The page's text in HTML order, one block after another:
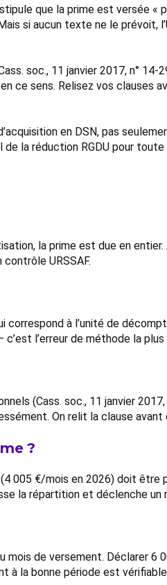
que la prime est versée «
si aucun texte ne le prévoit,
soc., 11 janvier 2017, n° 14-
ce sens. Relisez vos clauses
en DSN, pas
la réduction RGDU pour toute
la prime est due en entier.
URSSAF.
à l’unité de
l’erreur de méthode la
(Cass. soc., 11 janvier 2017,
On relit la clause avant
?
005 €/mois en 2026) doit être
la répartition et déclenche un
mois de versement. Déclarer 6
à la bonne période est